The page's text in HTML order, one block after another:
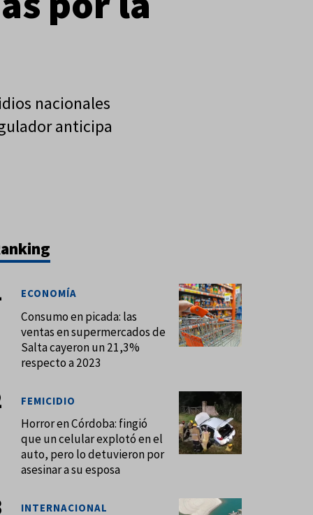
nacionales
anticipa
Consumo en picada: las
ventas en supermercados de
Salta cayeron un 21,3%
respecto a 2023
ECONOMÍA
Horror en Córdoba: fingió
que un celular explotó en el
auto, pero lo detuvieron por
asesinar a su esposa
FEMICIDIO
INTERNACIONAL